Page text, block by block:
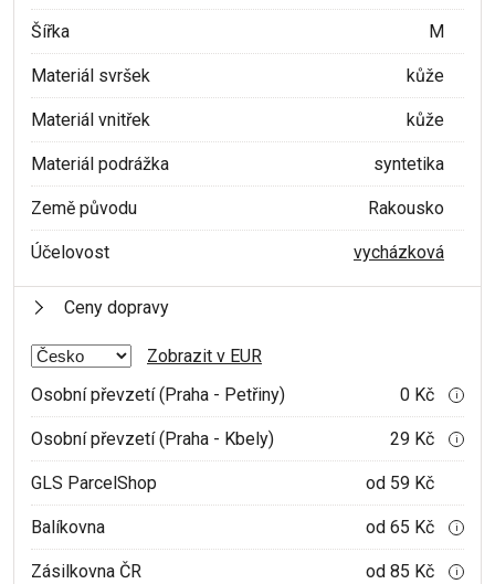
Šířka M
Materiál svršek kůže
Materiál vnitřek kůže
Materiál podrážka syntetika
Země původu Rakousko
Účelovost vycházková
Ceny dopravy
Zobrazit v EUR
Osobní převzetí (Praha - Petřiny)
0 Kč i
Osobní převzetí (Praha - Kbely) 29 Kč i
GLS ParcelShop od 59 Kč
Balíkovna od 65 Kč i
Zásilkovna ČR od 85 Kč i